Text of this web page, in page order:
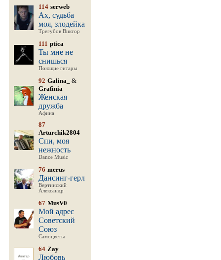
114 serweb
Ах, судьба
моя, злодейка
Трегубов Виктор
111 ptica
Ты мне не
снишься
Поющие гитары
92 Galina_
&
Grafinia
Женская
дружба
Афина
87
Arturchik2804
Спи, моя
нежность
Dance Music
76 merus
Дансинг-герл
Вертинский
Александр
67 MusV0
Мой адрес
Советский
Союз
Самоцветы
64 Zay
Любовь